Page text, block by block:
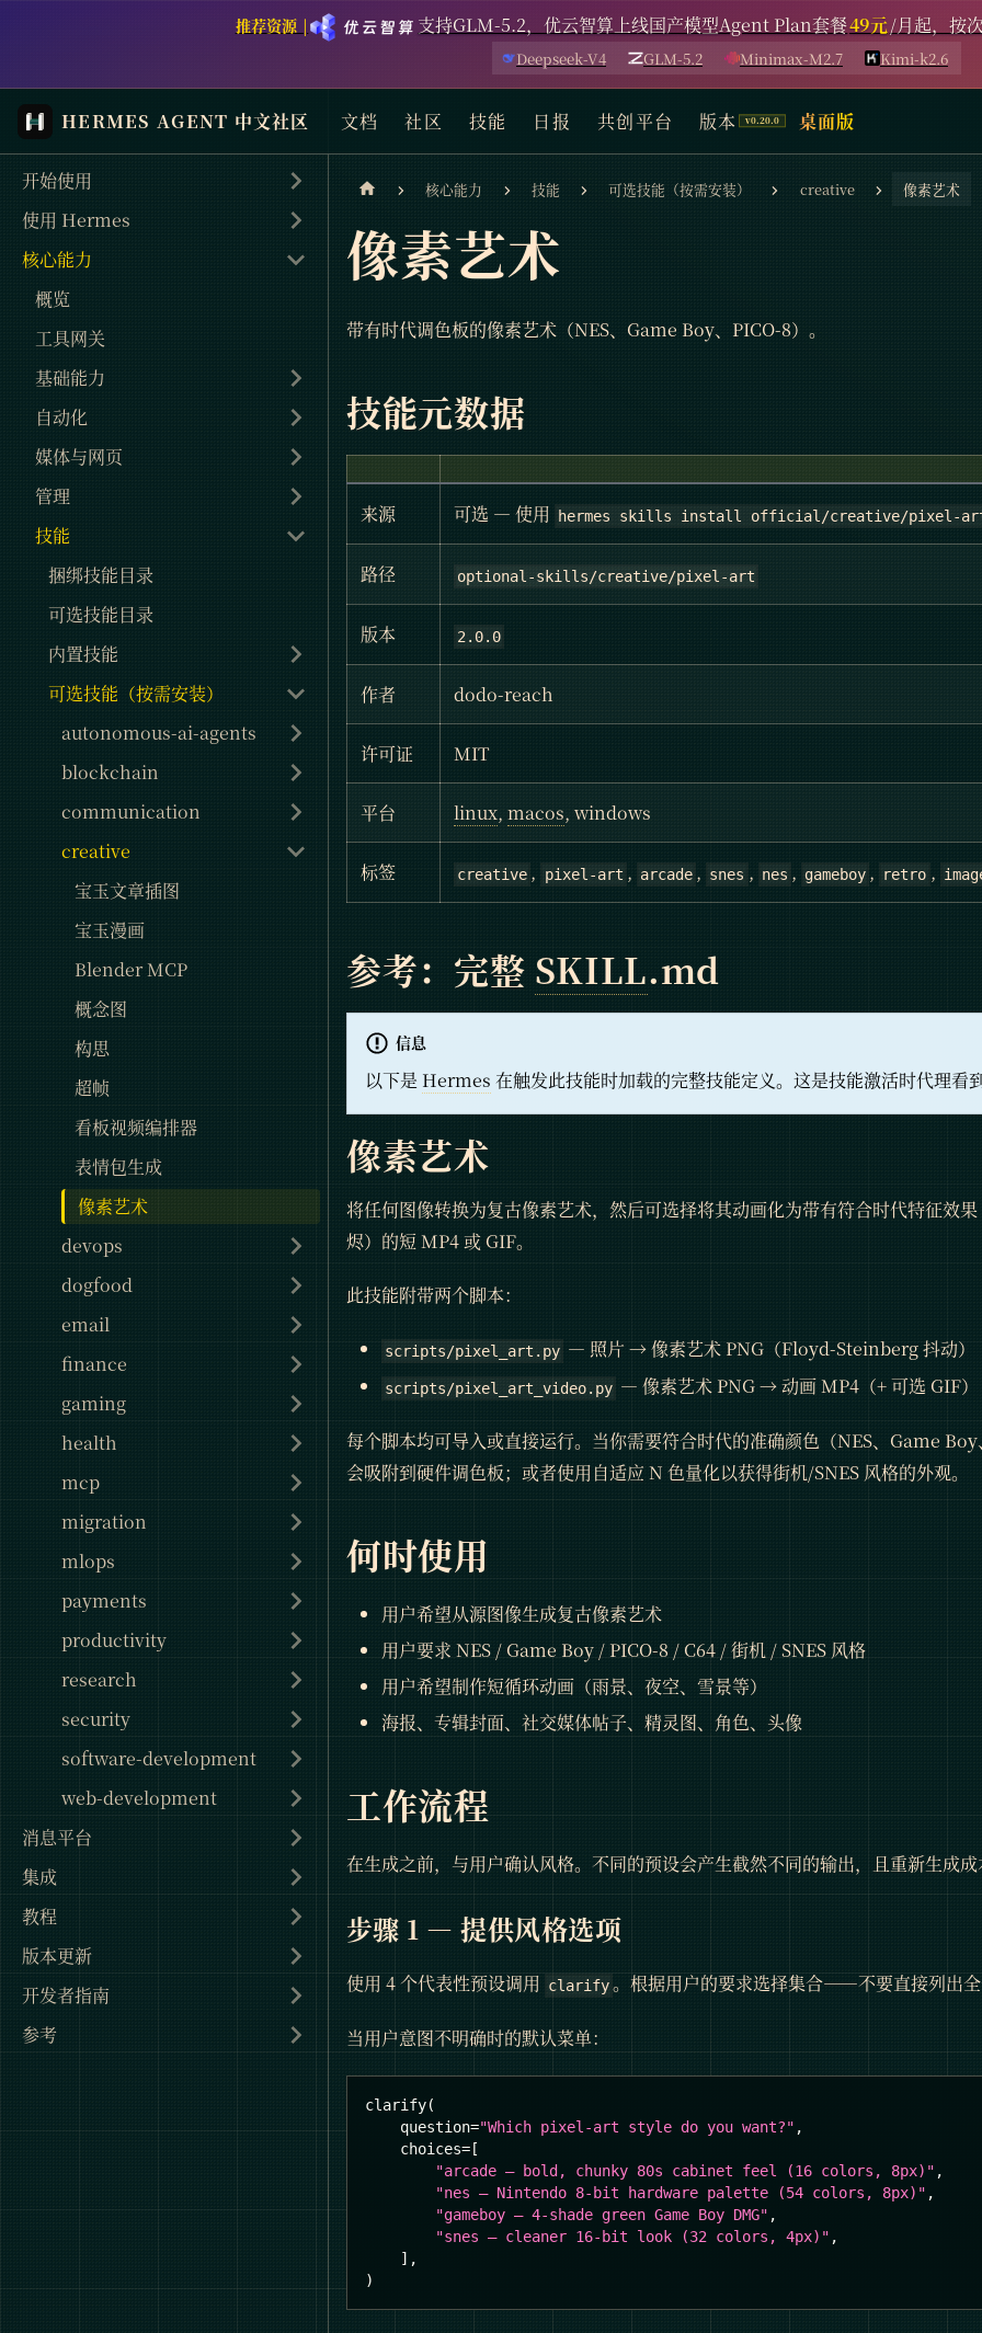
推荐资源 | 支持GLM-5.2，优云智算上线国产模型Agent Plan套餐49元/月起，按
Deepseek-V4 GLM-5.2 Minimax-M2.7 Kimi-k2.6
HERMES AGENT 中文社区 文档 社区 技能 日报 共创平台 版本 桌面版
开始使用
使用 Hermes
核心能力
概览
工具网关
基础能力
自动化
媒体与网页
管理
技能
捆绑技能目录
可选技能目录
内置技能
可选技能（按需安装）
autonomous-ai-agents
blockchain
communication
creative
宝玉文章插图
宝玉漫画
Blender MCP
概念图
构思
超帧
看板视频编排器
表情包生成
像素艺术
devops
dogfood
email
finance
gaming
health
mcp
migration
mlops
payments
productivity
research
security
software-development
web-development
消息平台
集成
教程
版本更新
开发者指南
参考
核心能力 技能 可选技能（按需安装） creative 像素艺术
像素艺术
带有时代调色板的像素艺术（NES、Game Boy、PICO-8）。
技能元数据
来源 可选 — 使用 hermes skills install official/creative/pixel-
路径 optional-skills/creative/pixel-art
版本 2.0.0
作者 dodo-reach
许可证 MIT
平台 linux, macos, windows
标签 creative , pixel-art , arcade , snes , nes , gameboy , retro ,
参考：完整 SKILL.md
信息
以下是 Hermes 在触发此技能时加载的完整技能定义。这是技能激活时代理看
像素艺术
将任何图像转换为复古像素艺术，然后可选择将其动画化为带有符合时代特征效
烬）的短 MP4 或 GIF。
此技能附带两个脚本：
scripts/pixel_art.py — 照片 → 像素艺术 PNG（Floyd-Steinberg 抖动）
scripts/pixel_art_video.py — 像素艺术 PNG → 动画 MP4（+ 可选 GIF）
每个脚本均可导入或直接运行。当你需要符合时代的准确颜色（NES、Game
会吸附到硬件调色板；或者使用自适应 N 色量化以获得街机/SNES 风格的外观。
何时使用
用户希望从源图像生成复古像素艺术
用户要求 NES / Game Boy / PICO-8 / C64 / 街机 / SNES 风格
用户希望制作短循环动画（雨景、夜空、雪景等）
海报、专辑封面、社交媒体帖子、精灵图、角色、头像
工作流程
在生成之前，与用户确认风格。不同的预设会产生截然不同的输出，且重新生成
步骤 1 — 提供风格选项
使用 4 个代表性预设调用 clarify 。根据用户的要求选择集合——不要直接列出
当用户意图不明确时的默认菜单：
clarify(
    question
="Which pixel-art style do you want?" ,
    choices
= [
"arcade — bold, chunky 80s cabinet feel (16 colors, 8px)" ,
"nes — Nintendo 8-bit hardware palette (54 colors, 8px)" ,
"gameboy — 4-shade green Game Boy DMG" ,
"snes — cleaner 16-bit look (32 colors, 4px)" ,
] ,
)